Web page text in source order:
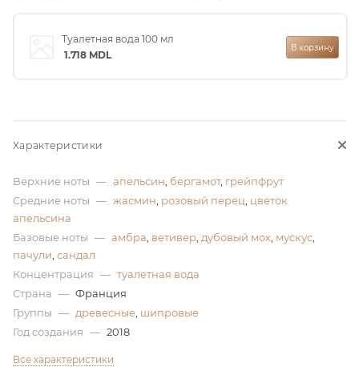
Туалетная вода 100 мл
1.718 MDL
В корзину
Характеристики
Верхние ноты — апельсин бергамот, грейпфрут
Средние ноты — жасмин розовый перец цветок
апельсина
Базовые ноты — амбра ветивер дубовый мох мускус
пачули сандал
Концентрация — туалетная вода
Страна — Франция
Группы — древесные шипровые
Год создания — 2018
Все характеристики